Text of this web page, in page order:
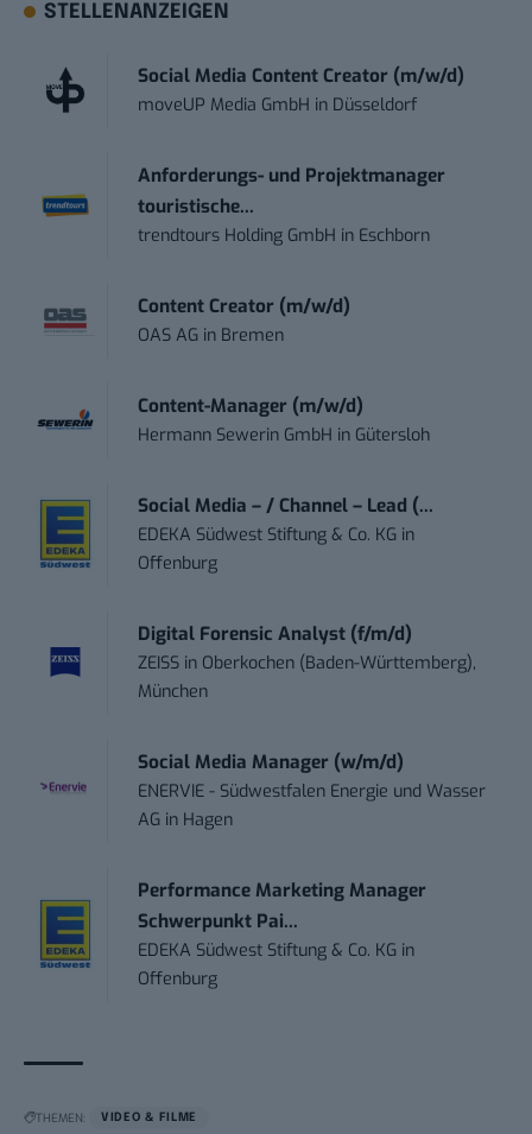
STELLENANZEIGEN
Social Media Content Creator (m/w/d)
moveUP Media GmbH in Düsseldorf
Anforderungs- und Projektmanager
touristische...
trendtours Holding GmbH in Eschborn
Content Creator (m/w/d)
OAS AG in Bremen
Content-Manager (m/w/d)
Hermann Sewerin GmbH in Gütersloh
Social Media – / Channel – Lead (...
EDEKA Südwest Stiftung & Co. KG in
Offenburg
Digital Forensic Analyst (f/m/d)
ZEISS in Oberkochen (Baden-Württemberg),
München
Social Media Manager (w/m/d)
ENERVIE - Südwestfalen Energie und Wasser
AG in Hagen
Performance Marketing Manager
Schwerpunkt Pai...
EDEKA Südwest Stiftung & Co. KG in
Offenburg
THEMEN: VIDEO & FILME